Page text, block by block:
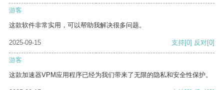
游客
这款软件非常实用，可以帮助我解决很多问题。
2025-09-15 支持[0] 反对[0]
游客
这款加速器VPM应用程序已经为我们带来了无限的隐私和安全性保护。